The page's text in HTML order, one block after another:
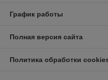
График работы
Полная версия сайта
Политика обработки